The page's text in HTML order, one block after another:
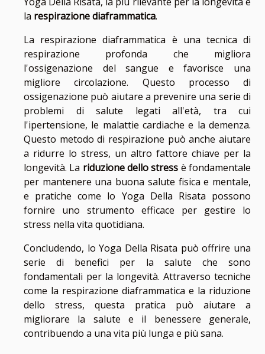
la respirazione diaframmatica.
La respirazione diaframmatica è una tecnica di
respirazione profonda che migliora
l'ossigenazione del sangue e favorisce una
migliore circolazione. Questo processo di
ossigenazione può aiutare a prevenire una serie di
problemi di salute legati all'età, tra cui
l'ipertensione, le malattie cardiache e la demenza.
Questo metodo di respirazione può anche aiutare
a ridurre lo stress, un altro fattore chiave per la
longevità. La riduzione dello stress è fondamentale
per mantenere una buona salute fisica e mentale,
e pratiche come lo Yoga Della Risata possono
fornire uno strumento efficace per gestire lo
stress nella vita quotidiana.
Concludendo, lo Yoga Della Risata può offrire una
serie di benefici per la salute che sono
fondamentali per la longevità. Attraverso tecniche
come la respirazione diaframmatica e la riduzione
dello stress, questa pratica può aiutare a
migliorare la salute e il benessere generale,
contribuendo a una vita più lunga e più sana.